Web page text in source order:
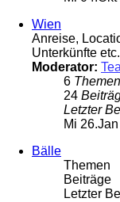
Wien
Anreise,
Unterkünfte etc.
Moderator:
6 Themen
24
Letzter
Mi
Bälle
Themen
Beiträge
Letzter